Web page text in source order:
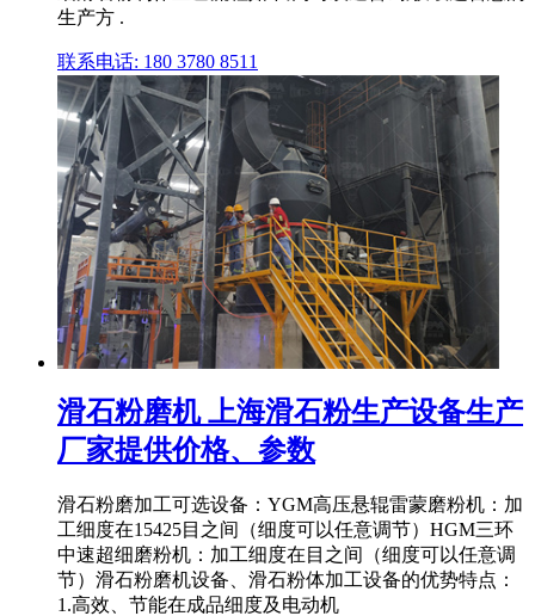
生产方 .
联系电话: 180 3780 8511
滑石粉磨机 上海滑石粉生产设备生产
厂家提供价格、参数
滑石粉磨加工可选设备：YGM高压悬辊雷蒙磨粉机：加
工细度在15425目之间（细度可以任意调节）HGM三环
中速超细磨粉机：加工细度在目之间（细度可以任意调
节）滑石粉磨机设备、滑石粉体加工设备的优势特点：
1.高效、节能在成品细度及电动机